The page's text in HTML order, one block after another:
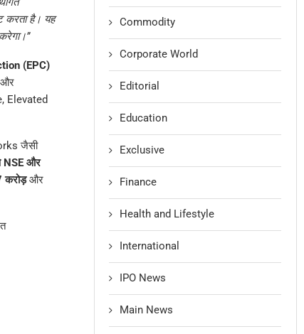
करता है। यह
(EPC)
और
Elevated
जैसी
NSE और
करोड़और
Commodity
Corporate World
Editorial
Education
Exclusive
Finance
Health and Lifestyle
International
IPO News
Main News